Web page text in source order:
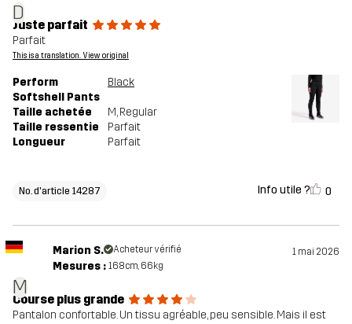
D
Juste parfait
Parfait
This is a translation. View original
Perform
Softshell Pants
Black
Taille achetée M, Regular
Taille ressentie
Parfait
Longueur
Parfait
No. d'article 14287 Info utile ? 0
M
Marion S. Acheteur vérifié 1 mai 2026
Mesures : 168cm, 66kg
Course plus grande
Pantalon confortable. Un tissu agréable, peu sensible. Mais il est